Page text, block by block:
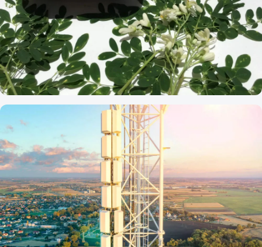
ZDRAVIE A KRÁSA
Moringa Olejodárna (moringa olejfera) -
strom života